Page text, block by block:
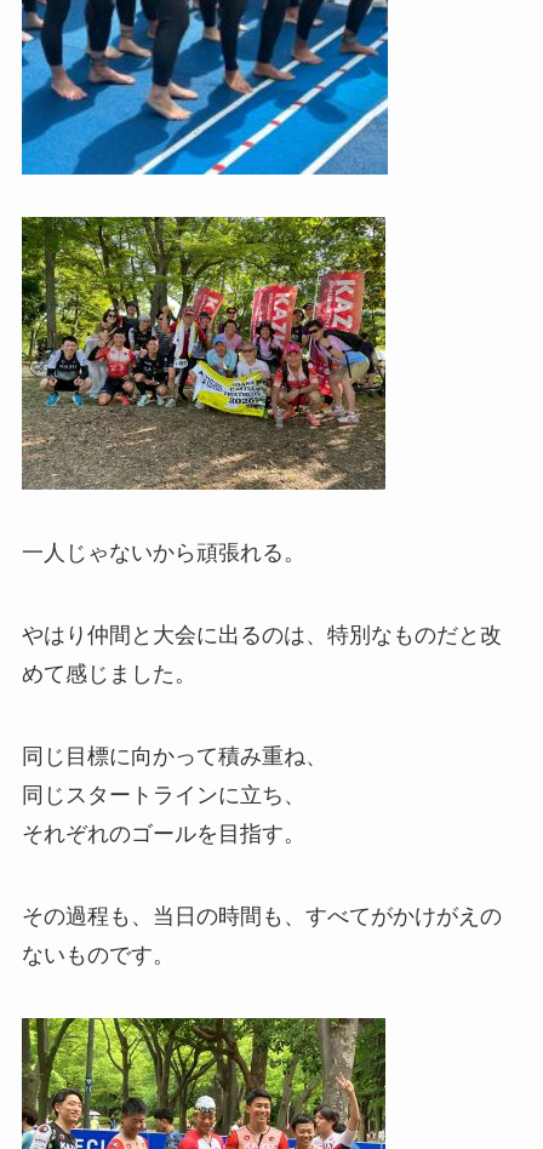
一人じゃないから頑張れる。
やはり仲間と大会に出るのは、特別なものだと改
めて感じました。
同じ目標に向かって積み重ね、
同じスタートラインに立ち、
それぞれのゴールを目指す。
その過程も、当日の時間も、すべてがかけがえの
ないものです。